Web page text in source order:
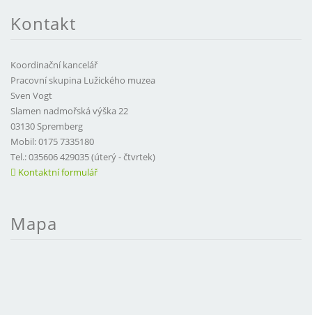
Kontakt
Pracovní skupina Lužického muzea
Sven Vogt
Slamen nadmořská výška 22
03130 Spremberg
Mobil: 0175 7335180
Tel.: 035606 429035 (úterý - čtvrtek)
Kontaktní formulář
Mapa